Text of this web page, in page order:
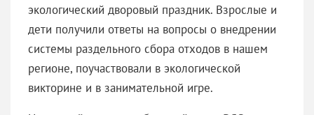
экологический дворовый праздник. Взрослые и
дети получили ответы на вопросы о внедрении
системы раздельного сбора отходов в нашем
регионе, поучаствовали в экологической
викторине и в занимательной игре.